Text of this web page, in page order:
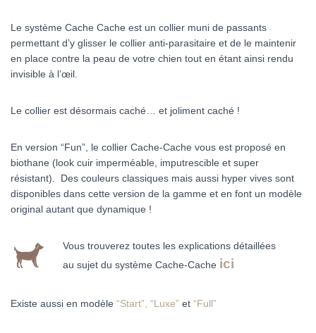
Le système Cache Cache est un collier muni de passants
permettant d’y glisser le collier anti-parasitaire et de le maintenir
en place contre la peau de votre chien tout en étant ainsi rendu
invisible à l’œil.
Le collier est désormais caché… et joliment caché !
En version “Fun”, le collier Cache-Cache vous est proposé en
biothane (look cuir imperméable, imputrescible et super
résistant). Des couleurs classiques mais aussi hyper vives sont
disponibles dans cette version de la gamme et en font un modèle
original autant que dynamique !
Vous trouverez toutes les explications détaillées
au sujet du système Cache-Cache ici
Existe aussi en modèle “Start”, “Luxe” et “Full”